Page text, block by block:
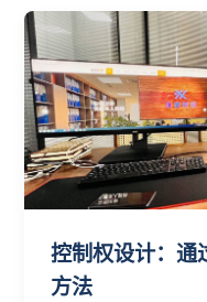
控制权设计：通
方法